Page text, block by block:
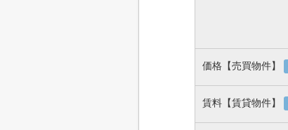
価格【売買物件】
賃料【賃貸物件】